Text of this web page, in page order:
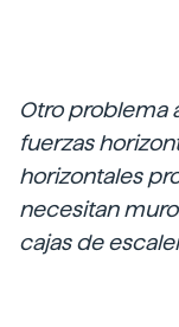
Otro problema
fuerzas
horizontales
necesitan
cajas de